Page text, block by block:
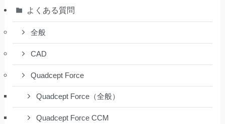
よくある質問
全般
CAD
Quadcept Force
Quadcept Force（全般）
Quadcept Force CCM